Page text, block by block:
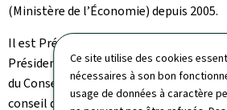
Ce site utilise des cookies
nécessaires à son bon
usage de données à caractère
(Ministère de l’Économie) depuis 2005.
Il est Président du conseil
Président du Conseil d’administration
du Conseil national de productivité
conseil d’administration d’Elysis Asbl.